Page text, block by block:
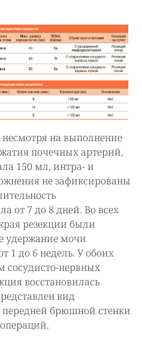
несмотря на выполнение
почечных артерий,
150 мл, интра- и
не зафиксированы
от 7 до 8 дней. Во всех
резекции были
удержание мочи
1 до 6 недель. У обоих
сосудисто-нервных
восстановилась
вид
брюшной стенки